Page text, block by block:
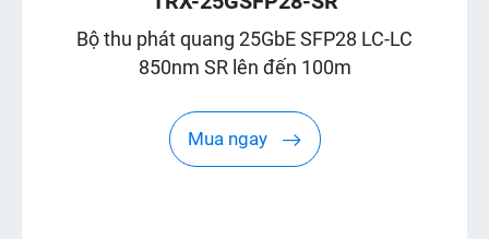
Bộ thu phát quang 25GbE SFP28 LC-LC
850nm SR lên đến 100m
Mua ngay